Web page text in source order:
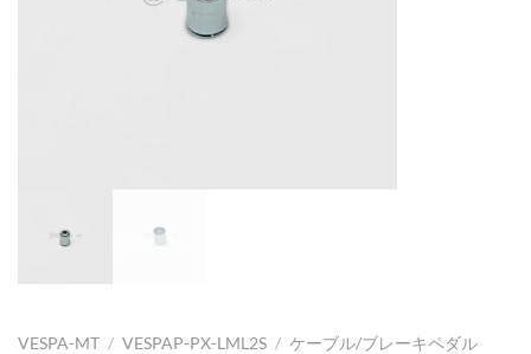
VESPA-MT / VESPAP-PX-LML2S / ケーブル/ブレーキペダル